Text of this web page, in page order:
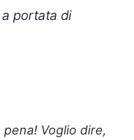
portata di
Voglio dire,